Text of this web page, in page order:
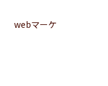
webマーケ